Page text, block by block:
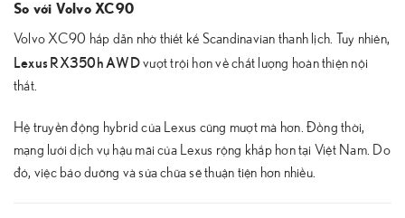
So với Volvo XC90
Volvo XC90 hấp dẫn nhờ thiết kế Scandinavian thanh lịch. Tuy nhiên,
Lexus RX350h AWDvượt trội hơn về chất lượng hoàn thiện nội
thất.
Hệ truyền động hybrid của Lexus cũng mượt mà hơn. Đồng thời,
mạng lưới dịch vụ hậu mãi của Lexus rộng khắp hơn tại Việt Nam. Do
đó, việc bảo dưỡng và sửa chữa sẽ thuận tiện hơn nhiều.